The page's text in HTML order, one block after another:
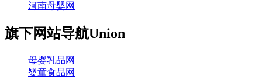
河南母婴网
旗下网站导航Union
母婴乳品网
婴童食品网